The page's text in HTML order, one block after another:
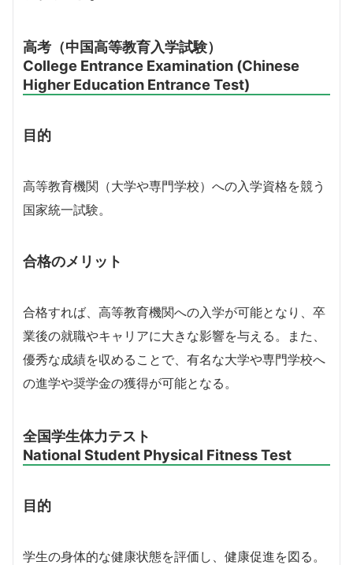
高考（中国高等教育入学試験）
College Entrance Examination (Chinese
Higher Education Entrance Test)
目的
高等教育機関（大学や専門学校）への入学資格を競う
国家統一試験。
合格のメリット
合格すれば、高等教育機関への入学が可能となり、卒
業後の就職やキャリアに大きな影響を与える。また、
優秀な成績を収めることで、有名な大学や専門学校へ
の進学や奨学金の獲得が可能となる。
全国学生体力テスト
National Student Physical Fitness Test
目的
学生の身体的な健康状態を評価し、健康促進を図る。